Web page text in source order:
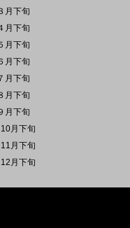
月下旬
月下旬
月下旬
月下旬
月下旬
月下旬
月下旬
月下旬
月下旬
月下旬